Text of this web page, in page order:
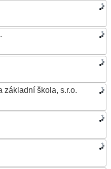
základní škola, s.r.o.